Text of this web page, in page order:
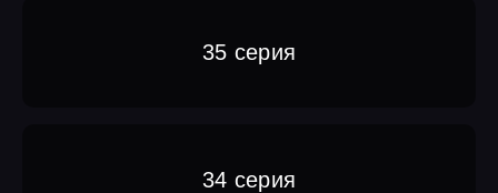
35 серия
34 серия